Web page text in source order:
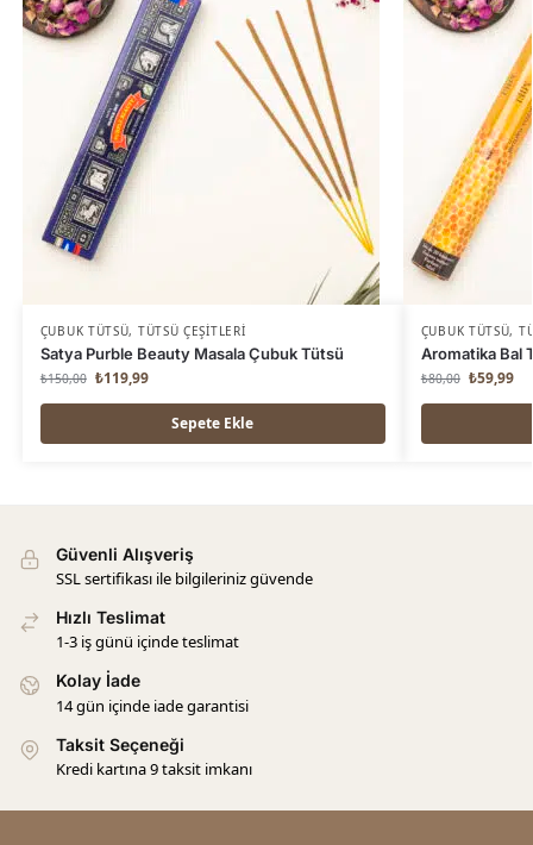
ÇUBUK TÜTSÜ, TÜTSÜ ÇEŞITLERI
Satya Purble Beauty Masala Çubuk Tütsü
₺150,00 ₺119,99
Sepete Ekle
ÇUBUK TÜTSÜ,
Aromatika Bal
₺80,00 ₺59,99
Güvenli Alışveriş
SSL sertifikası ile bilgileriniz güvende
Hızlı Teslimat
1-3 iş günü içinde teslimat
Kolay İade
14 gün içinde iade garantisi
Taksit Seçeneği
Kredi kartına 9 taksit imkanı